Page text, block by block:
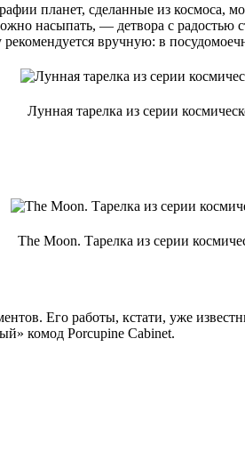
планет, сделанные из космоса,
насыпать, — детвора с
вручную: в
Лунная тарелка из серии
The Moon. Тарелка из серии
Его работы, кстати, уже
комод Porcupine Cabinet.